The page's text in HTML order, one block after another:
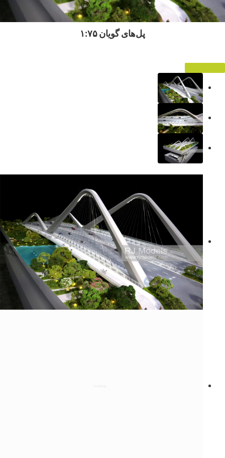
پل‌های گویان ۱:۷۵